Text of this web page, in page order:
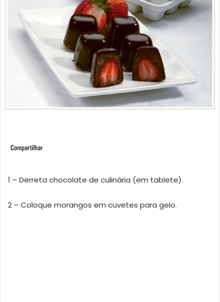
1 – Derreta chocolate de culinária (em tablete).
2 – Coloque morangos em cuvetes para gelo.